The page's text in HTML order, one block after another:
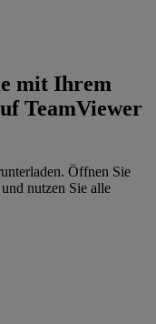
mit Ihrem
TeamViewer
Öffnen Sie
nutzen Sie alle